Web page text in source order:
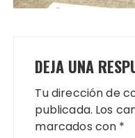
DEJA UNA
Tu dirección de
publicada. Los
marcados con *